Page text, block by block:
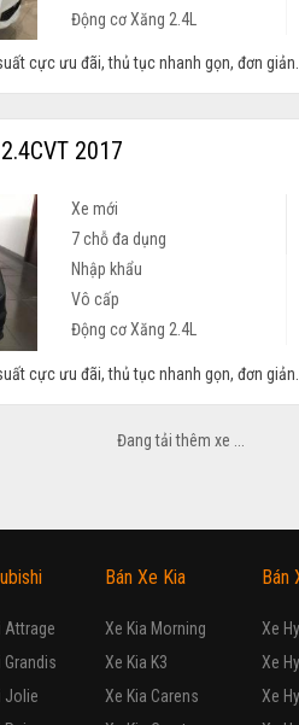
Động cơ Xăng 2.4L
cực ưu đãi, thủ tục nhanh gọn, đơn giản.
2017
Xe mới
7 chỗ đa dụng
Nhập khẩu
Vô cấp
Động cơ Xăng 2.4L
cực ưu đãi, thủ tục nhanh gọn, đơn giản.
1,990
Nghệ An
0911 47 85 58